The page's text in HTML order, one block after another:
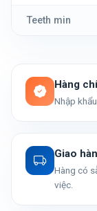
Teeth min
Hàng
Nhập
Giao
Hàng có
việc.